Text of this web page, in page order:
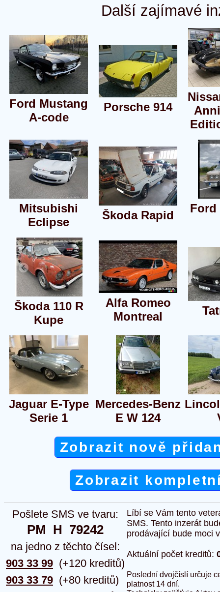
Další zajímavé
Ford Mustang
A-code
Porsche 914
Mitsubishi
Eclipse
Škoda Rapid
Ford
Škoda 110 R
Kupe
Alfa Romeo
Montreal
Jaguar E-Type
Serie 1
Mercedes-Benz
E W 124
Zobrazit nově
Zobrazit
Pošlete SMS ve tvaru:
PM  H  79242
na jedno z těchto čísel:
903 33 99
903 33 79
(+120 kreditů)
(+80 kreditů)
Líbí se Vám tento
SMS. Tento inzerát
prodávající bude moci
Aktuální počet kreditů:
Poslední dvojčíslí určuje
platnost 14 dní.